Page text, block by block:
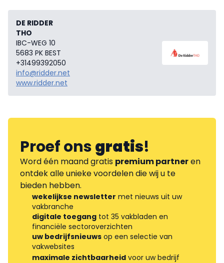
DE RIDDER
THO
IBC-WEG 10
5683 PK BEST
+31499392050
info@ridder.net
www.ridder.net
Proef onsgratis!
Word één maand gratis premium partneren
ontdek alle unieke voordelen die wij u te
bieden hebben.
wekelijkse newsletter met nieuws uit uw
vakbranche
digitale toegang tot 35 vakbladen en
financiële sectoroverzichten
uw bedrijfsnieuws op een selectie van
vakwebsites
maximale zichtbaarheid voor uw bedrijf